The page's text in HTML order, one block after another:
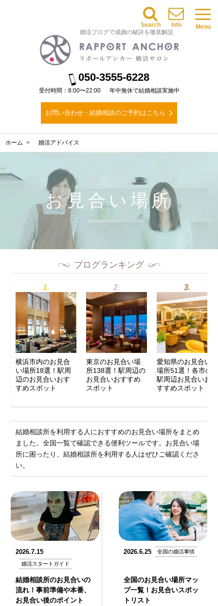
婚活ブログで成婚の秘訣を徹底解説
050-3555-6228
受付時間：8:00〜22:00 年中無休で結婚相談実施中
お問い合わせ・結婚相談のご予約はこちら
Menu
Info
Search
ホーム 婚活アドバイス
お見合い場所
ブログランキング
横浜市内のお見合
い場所18選！駅周
辺のお見合いおす
すめスポット
東京のお見合い場
所138選！駅周辺の
お見合いおすすめ
スポット
愛知県のお見合い
場所51選！各市の
駅周辺お見合いお
すすめスポット
結婚相談所を利用する人におすすめのお見合い場所をまとめ
ました。全国一覧で確認できる便利ツールです。お見合い場
所に困ったり、結婚相談所を利用する人はぜひご確認くださ
い。
2026.7.15
婚活スタートガイド
結婚相談所のお見合いの
流れ！事前準備や本番、
お見合い後のポイント
2026.6.25 全国の婚活事情
全国のお見合い場所マッ
プ一覧！お見合いスポッ
トリスト